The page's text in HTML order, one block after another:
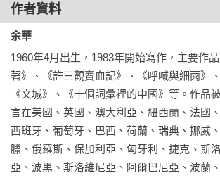
作者資料
余華
1960年4月出生，1983年開始寫作，主要作
著》、《許三觀賣血記》、《呼喊與細雨》
《文城》、《十個詞彙裡的中國》等。作品
言在美國、英國、澳大利亞、紐西蘭、法國
西班牙、葡萄牙、巴西、荷蘭、瑞典、挪威
臘、俄羅斯、保加利亞、匈牙利、捷克、斯
亞、波黑、斯洛維尼亞、阿爾巴尼亞、波蘭